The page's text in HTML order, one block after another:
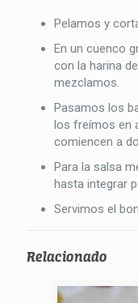
Pelamos y
En un cuenco
con la harina
mezclamos.
Pasamos los
los freímos en
comiencen a
Para la salsa
hasta integrar
Servimos el
Relacionado